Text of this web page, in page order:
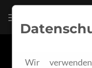
Zum
Inhalt
springen
Wir